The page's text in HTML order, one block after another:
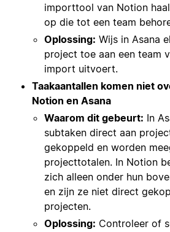
importtool van Notion
op die tot een team
Oplossing: Wijs in Asana
project toe aan een team
import uitvoert.
Taakaantallen komen niet
Notion en Asana
Waarom dit gebeurt: In
subtaken direct aan
gekoppeld en worden
projecttotalen. In Notion
zich alleen onder hun
en zijn ze niet direct
projecten.
Oplossing: Controleer of